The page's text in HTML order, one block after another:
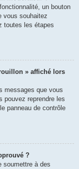
un bouton
vous souhaitez
toutes les étapes
» affiché lors
messages que vous
pouvez reprendre les
panneau de contrôle
?
soumettre à des